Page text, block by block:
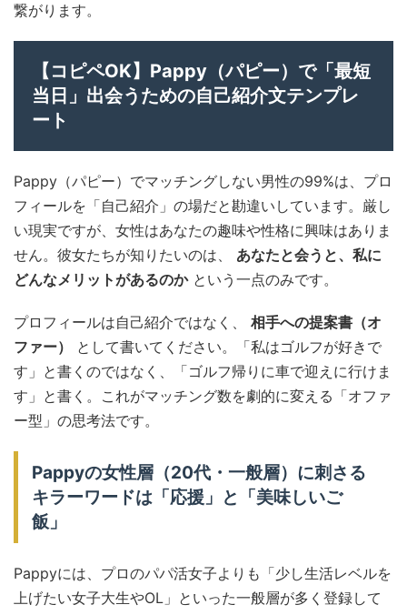
繋がります。
【コピペOK】Pappy（パピー）で「最短
当日」出会うための自己紹介文テンプレ
ート
Pappy（パピー）でマッチングしない男性の99%は、プロ
フィールを「自己紹介」の場だと勘違いしています。厳し
い現実ですが、女性はあなたの趣味や性格に興味はありま
せん。彼女たちが知りたいのは、 あなたと会うと、私に
どんなメリットがあるのかという一点のみです。
プロフィールは自己紹介ではなく、 相手への提案書（オ
ファー）
として書いてください。「私はゴルフが好きで
す」と書くのではなく、「ゴルフ帰りに車で迎えに行けま
す」と書く。これがマッチング数を劇的に変える「オファ
ー型」の思考法です。
Pappyの女性層（20代・一般層）に刺さる
キラーワードは「応援」と「美味しいご
飯」
Pappyには、プロのパパ活女子よりも「少し生活レベルを
上げたい女子大生やOL」といった一般層が多く登録して